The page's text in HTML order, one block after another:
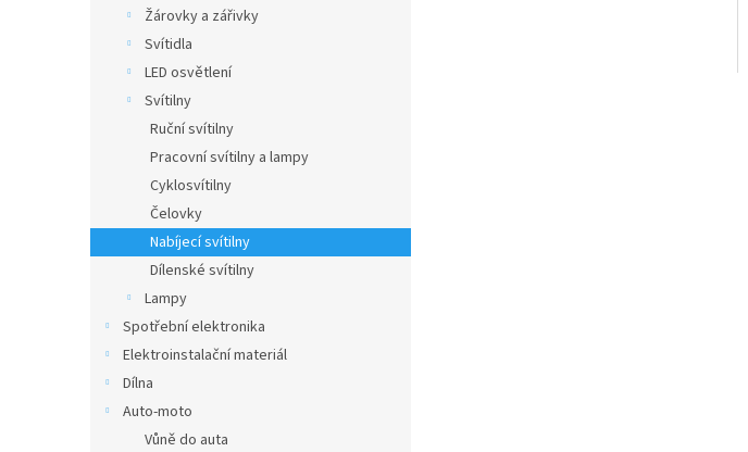
Žárovky a zářivky
Svítidla
LED osvětlení
Svítilny
Ruční svítilny
Pracovní svítilny a lampy
Cyklosvítilny
Čelovky
Nabíjecí svítilny
Dílenské svítilny
Lampy
Spotřební elektronika
Elektroinstalační materiál
Dílna
Auto-moto
Vůně do auta